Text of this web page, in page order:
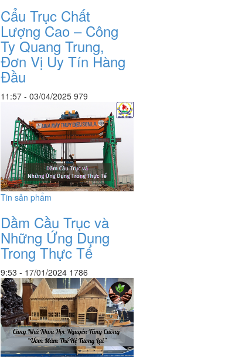
Cẩu Trục Chất
Lượng Cao – Công
Ty Quang Trung,
Đơn Vị Uy Tín Hàng
Đầu
11:57 - 03/04/2025 979
Tin sản phẩm
Dầm Cầu Trục và
Những Ứng Dụng
Trong Thực Tế
9:53 - 17/01/2024 1786